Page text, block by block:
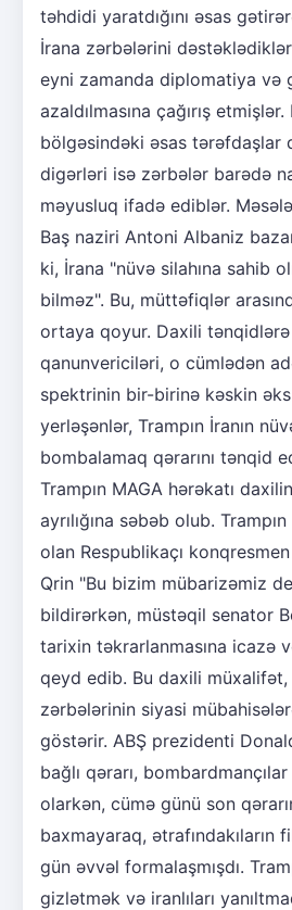
təhdidi yaratdığını əsas
İrana zərbələrini
eyni zamanda diplomatiya və
azaldılmasına çağırış
bölgəsindəki əsas tərəfdaşlar
digərləri isə zərbələr barədə
məyusluq ifadə ediblər.
Baş naziri Antoni Albaniz
ki, İrana "nüvə silahına sahib
bilməz". Bu, müttəfiqlər
ortaya qoyur. Daxili
qanunvericiləri, o cümlədən
spektrinin bir-birinə kəskin
yerləşənlər, Trampın İranın
bombalamaq qərarını tənqid
Trampın MAGA hərəkatı
ayrılığına səbəb olub.
olan Respublikaçı
Qrin "Bu bizim mübarizəmiz
bildirərkən, müstəqil senator
tarixin təkrarlanmasına icazə
qeyd edib. Bu daxili müxalifət,
zərbələrinin siyasi
göstərir. ABŞ prezidenti
bağlı qərarı,
olarkən, cümə günü son
baxmayaraq, ətrafındakıların
gün əvvəl formalaşmışdı.
gizlətmək və iranlıları